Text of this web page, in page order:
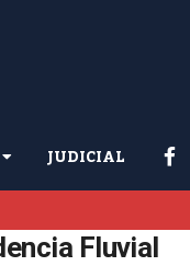
JUDICIAL
Fluvial